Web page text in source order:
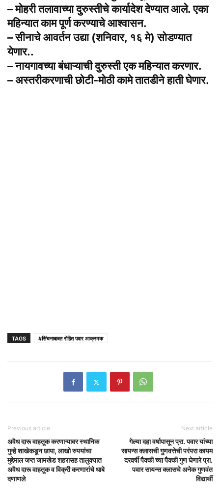
– मोहरी तलावाच्या दुरुस्तीचे कार्यादेश देण्यात आले. एका
महिन्यात काम पूर्ण करण्याचे आश्वासन.
– सीनाचे आवर्तन उद्या (शनिवार, १६ मे) सोडण्यात
येणार..
– नायगावच्या बंधाऱ्याची दुरुस्ती एक महिन्यात करणार.
– अस्तरीकरणाची छोटी-मोठी कामे तातडीने हाती घेणार.
TAGS #सिंचनाबाबत रोहित पवार आक्रमक
Previous article
अवैध दारू वाहतूक करणाऱ्यावर स्थानिक
गुन्हे शाखेकडून छापा, लाखो रुपयांचा
मुद्देमाल जप्त जामखेड शहरासह तालुक्यात
अवैध दारू वाहतूक व विक्री करणारांचे धाबे
दणाणले
Next article
गेल्या दहा वर्षापासून प्रा. पवार यांच्या
सायन्स क्लासची गुणवत्तेची परंपरा कायम
दरवर्षी पैक्की च्या पैक्की गुण घेणारे प्रा.
पवार सायन्स क्लासचे अनेक गुणवंत
विद्यार्थी